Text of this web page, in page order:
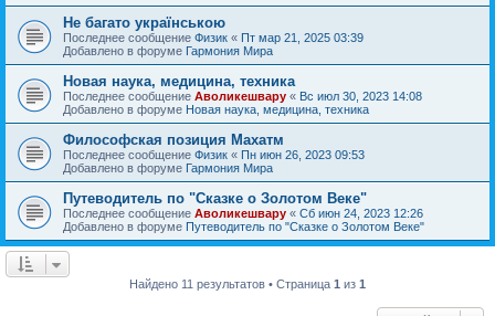
Не багато українською
Последнее сообщение Физик « Пт мар 21, 2025 03:39
Добавлено в форуме Гармония Мира
Новая наука, медицина, техника
Последнее сообщение Аволикешвару « Вс июл 30, 2023 14:08
Добавлено в форуме Новая наука, медицина, техника
Философская позиция Махатм
Последнее сообщение Физик « Пн июн 26, 2023 09:53
Добавлено в форуме Гармония Мира
Путеводитель по "Сказке о Золотом Веке"
Последнее сообщение Аволикешвару « Сб июн 24, 2023 12:26
Добавлено в форуме Путеводитель по "Сказке о Золотом Веке"
Найдено 11 результатов • Страница 1 из 1